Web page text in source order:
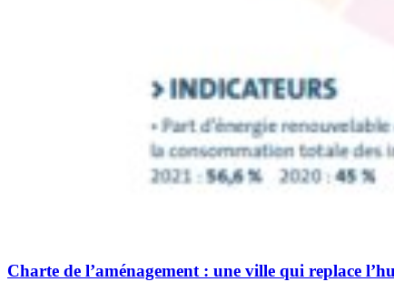
Charte de l’aménagement : une ville qui replace